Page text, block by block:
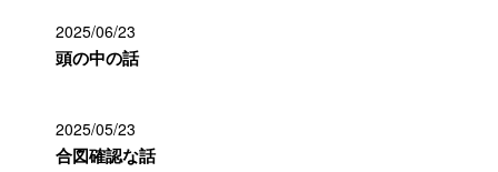
2025/06/23
頭の中の話
2025/05/23
合図確認な話